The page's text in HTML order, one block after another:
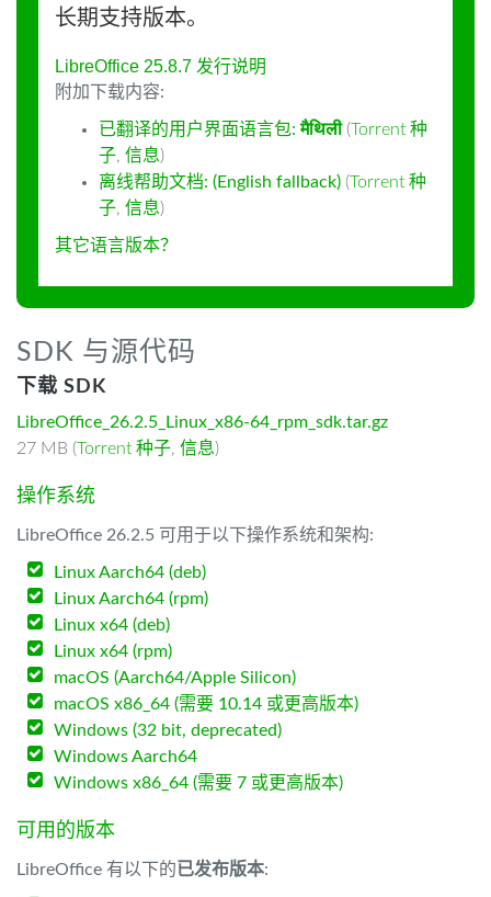
长期支持版本。
LibreOffice 25.8.7 发行说明
附加下载内容:
已翻译的用户界面语言包:मैथिली (Torrent 种
子, 信息)
离线帮助文档: (English fallback) (Torrent 种
子, 信息)
其它语言版本？
SDK 与源代码
下载 SDK
LibreOffice_26.2.5_Linux_x86-64_rpm_sdk.tar.gz
27 MB (Torrent 种子, 信息)
操作系统
LibreOffice 26.2.5 可用于以下操作系统和架构:
Linux Aarch64 (deb)
Linux Aarch64 (rpm)
Linux x64 (deb)
Linux x64 (rpm)
macOS (Aarch64/Apple Silicon)
macOS x86_64 (需要 10.14 或更高版本)
Windows (32 bit, deprecated)
Windows Aarch64
Windows x86_64 (需要 7 或更高版本)
可用的版本
LibreOffice 有以下的已发布版本: